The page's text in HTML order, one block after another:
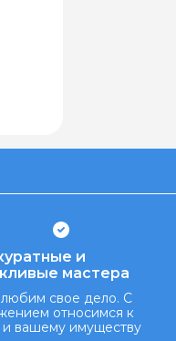
и
мастера
свое дело. С
относимся к
и вашему имуществу